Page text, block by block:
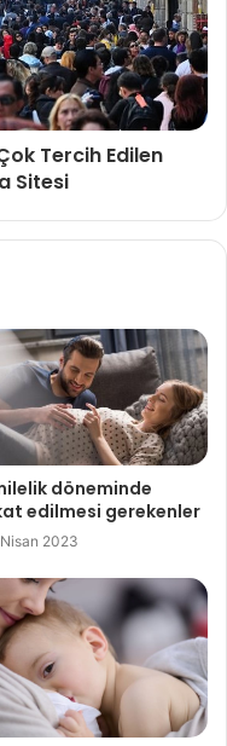
Tercih Edilen
Sitesi
döneminde
edilmesi gerekenler
2023